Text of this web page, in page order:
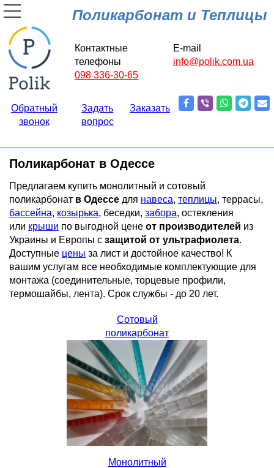
Поликарбонат и Теплицы
Контактные
телефоны
098 336-30-65
E-mail
info@polik.com.ua
Обратный
звонок
Задать
вопрос
Заказать
Поликарбонат в Одессе
Предлагаем купить монолитный и сотовый
поликарбонат в Одессе для навеса, теплицы, террасы,
бассейна, козырька, беседки, забора, остекления
или крыши по выгодной цене от производителей из
Украины и Европы с защитой от ультрафиолета.
Доступные цены за лист и достойное качество! К
вашим услугам все необходимые комплектующие для
монтажа (соединительные, торцевые профили,
термошайбы, лента). Срок службы - до 20 лет.
Сотовый
поликарбонат
Монолитный